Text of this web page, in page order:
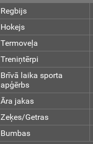
Regbijs
Hokejs
Termoveļa
Treniņtērpi
Brīvā laika sporta
apģērbs
Āra jakas
Zeķes/Getras
Bumbas